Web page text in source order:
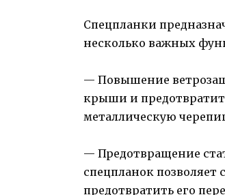
Спецпланки
несколько важных
— Повышение
крыши и
металлическую
— Предотвращение
спецпланок позволяет
предотвратить его